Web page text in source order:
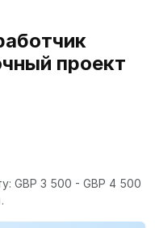
проект
GBP 3 500 - GBP 4 500